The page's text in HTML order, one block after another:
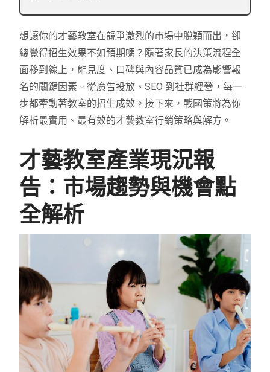
想讓你的才藝教室在競爭激烈的市場中脫穎而出，卻
總覺得招生效果不如預期嗎？隨著家長的決策流程全
面移到線上，能見度、口碑與內容品質已成為影響報
名的關鍵因素。從廣告投放、SEO 到社群經營，每一
步都牽動著教室的招生成效。接下來，戰國策將為你
解析最實用、最有效的才藝教室行銷策略與解方。
才藝教室產業現況報
告：市場趨勢與機會點
全解析